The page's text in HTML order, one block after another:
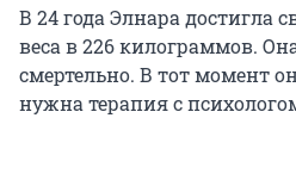
В 24 года Элнара достигла
веса в 226 килограммов.
смертельно. В тот момент
нужна терапия с